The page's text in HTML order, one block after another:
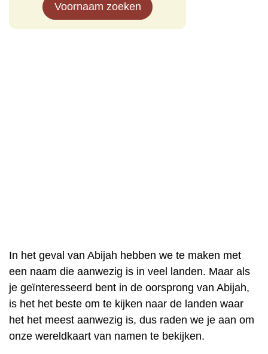
Voornaam zoeken
In het geval van Abijah hebben we te maken met
een naam die aanwezig is in veel landen. Maar als
je geïnteresseerd bent in de oorsprong van Abijah,
is het het beste om te kijken naar de landen waar
het het meest aanwezig is, dus raden we je aan om
onze wereldkaart van namen te bekijken.